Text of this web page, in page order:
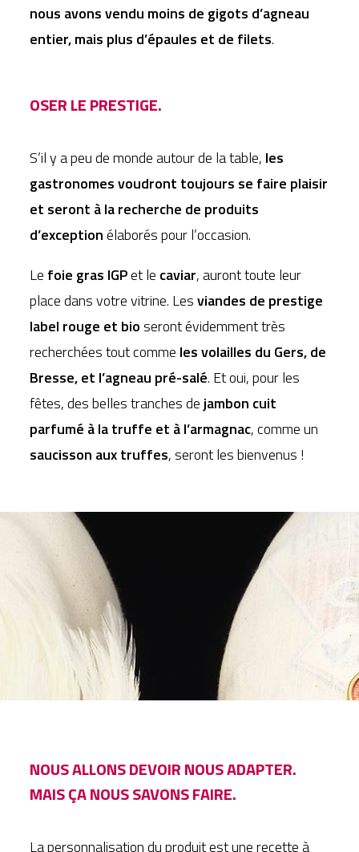
nous avons vendu moins de gigots d’agneau
entier, mais plus d’épaules et de filets.
OSER LE PRESTIGE.
S’il y a peu de monde autour de la table, les
gastronomes voudront toujours se faire plaisir
et seront à la recherche de produits
d’exceptionélaborés pour l’occasion.
Le foie gras IGPet le caviar, auront toute leur
place dans votre vitrine. Lesviandes de prestige
label rouge et bio seront évidemment très
recherchées tout comme les volailles du Gers, de
Bresse, et l’agneau pré-salé. Et oui, pour les
fêtes, des belles tranches dejambon cuit
parfumé à la truffe et à l’armagnac, comme un
saucisson aux truffes, seront les bienvenus !
NOUS ALLONS DEVOIR NOUS ADAPTER.
MAIS ÇA NOUS SAVONS FAIRE.
La personnalisation du produit est une recette à